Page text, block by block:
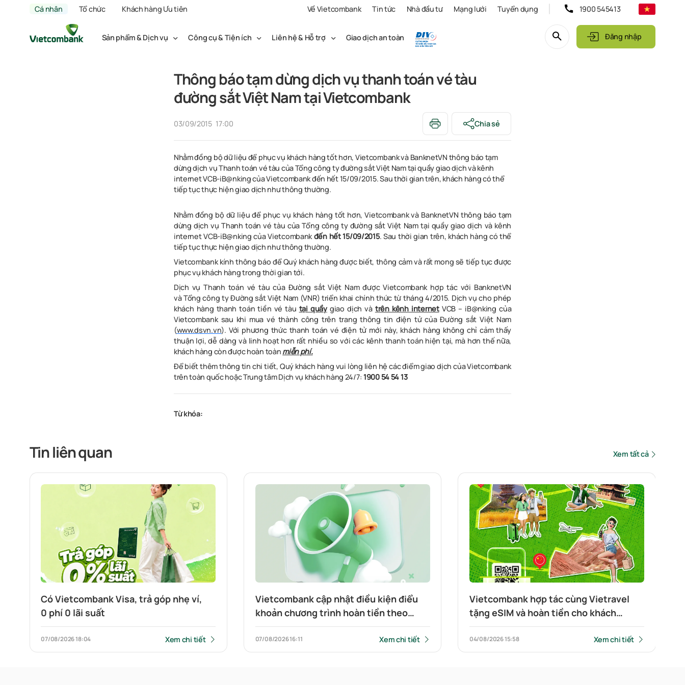
Cá nhân Tổ chức Khách hàng Ưu tiên Về Vietcombank Tin tức Nhà đầu tư Mạng lưới Tuyển dụng 1900 545413
Sản phẩm & Dịch vụ Công cụ & Tiện ích Liên hệ & Hỗ trợ Giao dịch an toàn Đăng nhập
Thông báo tạm dừng dịch vụ thanh toán vé tàu
đường sắt Việt Nam tại Vietcombank
03/09/2015 17:00 Chia sẻ
​Nhằm đồng bộ dữ liệu để phục vụ khách hàng tốt hơn, Vietcombank và BanknetVN thông báo tạm
dừng dịch vụ Thanh toán vé tàu của Tổng công ty đường sắt Việt Nam tại quầy giao dịch và kênh
internet VCB-iB@nking của Vietcombank đến hết 15/09/2015. Sau thời gian trên, khách hàng có thể
tiếp tục thực hiện giao dịch như thông thường.
Nhằm đồng bộ dữ liệu để phục vụ khách hàng tốt hơn, Vietcombank và BanknetVN thông báo tạm
dừng dịch vụ Thanh toán vé tàu của Tổng công ty đường sắt Việt Nam tại quầy giao dịch và kênh
internet VCB-iB@nking của Vietcombankđến hết 15/09/2015. Sau thời gian trên, khách hàng có thể
tiếp tục thực hiện giao dịch như thông thường.
Vietcombank kính thông báo để Quý khách hàng được biết, thông cảm và rất mong sẽ tiếp tục được
phục vụ khách hàng trong thời gian tới.
Dịch vụ Thanh toán vé tàu của Đường sắt Việt Nam được Vietcombank hợp tác với BanknetVN
vàTổng công ty Đường sắt Việt Nam (VNR) triển khai chính thức từ tháng 4/2015. Dịch vụ cho phép
khách hàng thanh toán tiền vé tàu tại quầygiao dịch và trên kênh internetVCB – iB@nking của
Vietcombank sau khi mua vé thành công trên trang thông tin điện tử của Đường sắt Việt Nam
(www.dsvn.vn). Với phương thức thanh toán vé điện tử mới này, khách hàng không chỉ cảm thấy
thuận lợi, dễ dàng và linh hoạt hơn rất nhiều so với các kênh thanh toán hiện tại, mà hơn thế nữa,
khách hàng còn được hoàn toàn miễn phí.
Để biết thêm thông tin chi tiết, Quý khách hàng vui lòng liên hệ các điểm giao dịch của Vietcombank
trên toàn quốc hoặc Trung tâm Dịch vụ khách hàng 24/7: 1900 54 54 13
Từ khóa:
Tin liên quan Xem tất cả
Có Vietcombank Visa, trả góp nhẹ ví,
0 phí 0 lãi suất
07/08/202618:04 Xem chi tiết
Vietcombank cập nhật điều kiện điểu
khoản chương trình hoàn tiền theo
tính năng thẻ Visa Platinum
07/08/202616:11 Xem chi tiết
Vietcombank hợp tác cùng Vietravel
tặng eSIM và hoàn tiền cho khách
hàng đi du lịch Trung Quốc và quét QR
xuyên biên giới
04/08/202615:58 Xem chi tiết